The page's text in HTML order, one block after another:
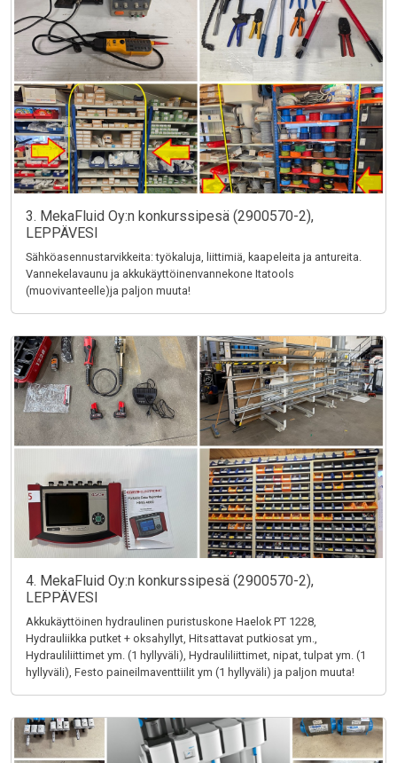
3. MekaFluid Oy:n konkurssipesä (2900570-2),
LEPPÄVESI
Sähköasennustarvikkeita: työkaluja, liittimiä, kaapeleita ja antureita.
Vannekelavaunu ja akkukäyttöinenvannekone Itatools
(muovivanteelle)ja paljon muuta!
4. MekaFluid Oy:n konkurssipesä (2900570-2),
LEPPÄVESI
Akkukäyttöinen hydraulinen puristuskone Haelok PT 1228,
Hydrauliikka putket + oksahyllyt, Hitsattavat putkiosat ym.,
Hydrauliliittimet ym. (1 hyllyväli), Hydrauliliittimet, nipat, tulpat ym. (1
hyllyväli), Festo paineilmaventtiilit ym (1 hyllyväli) ja paljon muuta!